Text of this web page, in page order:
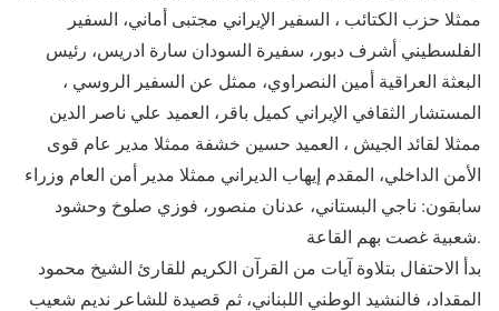
ممثلا حزب الكتائب ، السفير الإيراني مجتبى أماني، السفير
الفلسطيني أشرف دبور، سفيرة السودان سارة ادريس، رئيس
البعثة العراقية أمين النصراوي، ممثل عن السفير الروسي ،
المستشار الثقافي الإيراني كميل باقر، العميد علي ناصر الدين
ممثلا لقائد الجيش ، العميد حسين خشفة ممثلا مدير عام قوى
الأمن الداخلي، المقدم إيهاب الديراني ممثلا مدير أمن العام وزراء
سابقون: ناجي البستاني، عدنان منصور، فوزي صلوخ وحشود
شعبية غصت بهم القاعة.
بدأ الاحتفال بتلاوة آيات من القرآن الكريم للقارئ الشيخ محمود
المقداد، فالنشيد الوطني اللبناني، ثم قصيدة للشاعر نديم شعيب